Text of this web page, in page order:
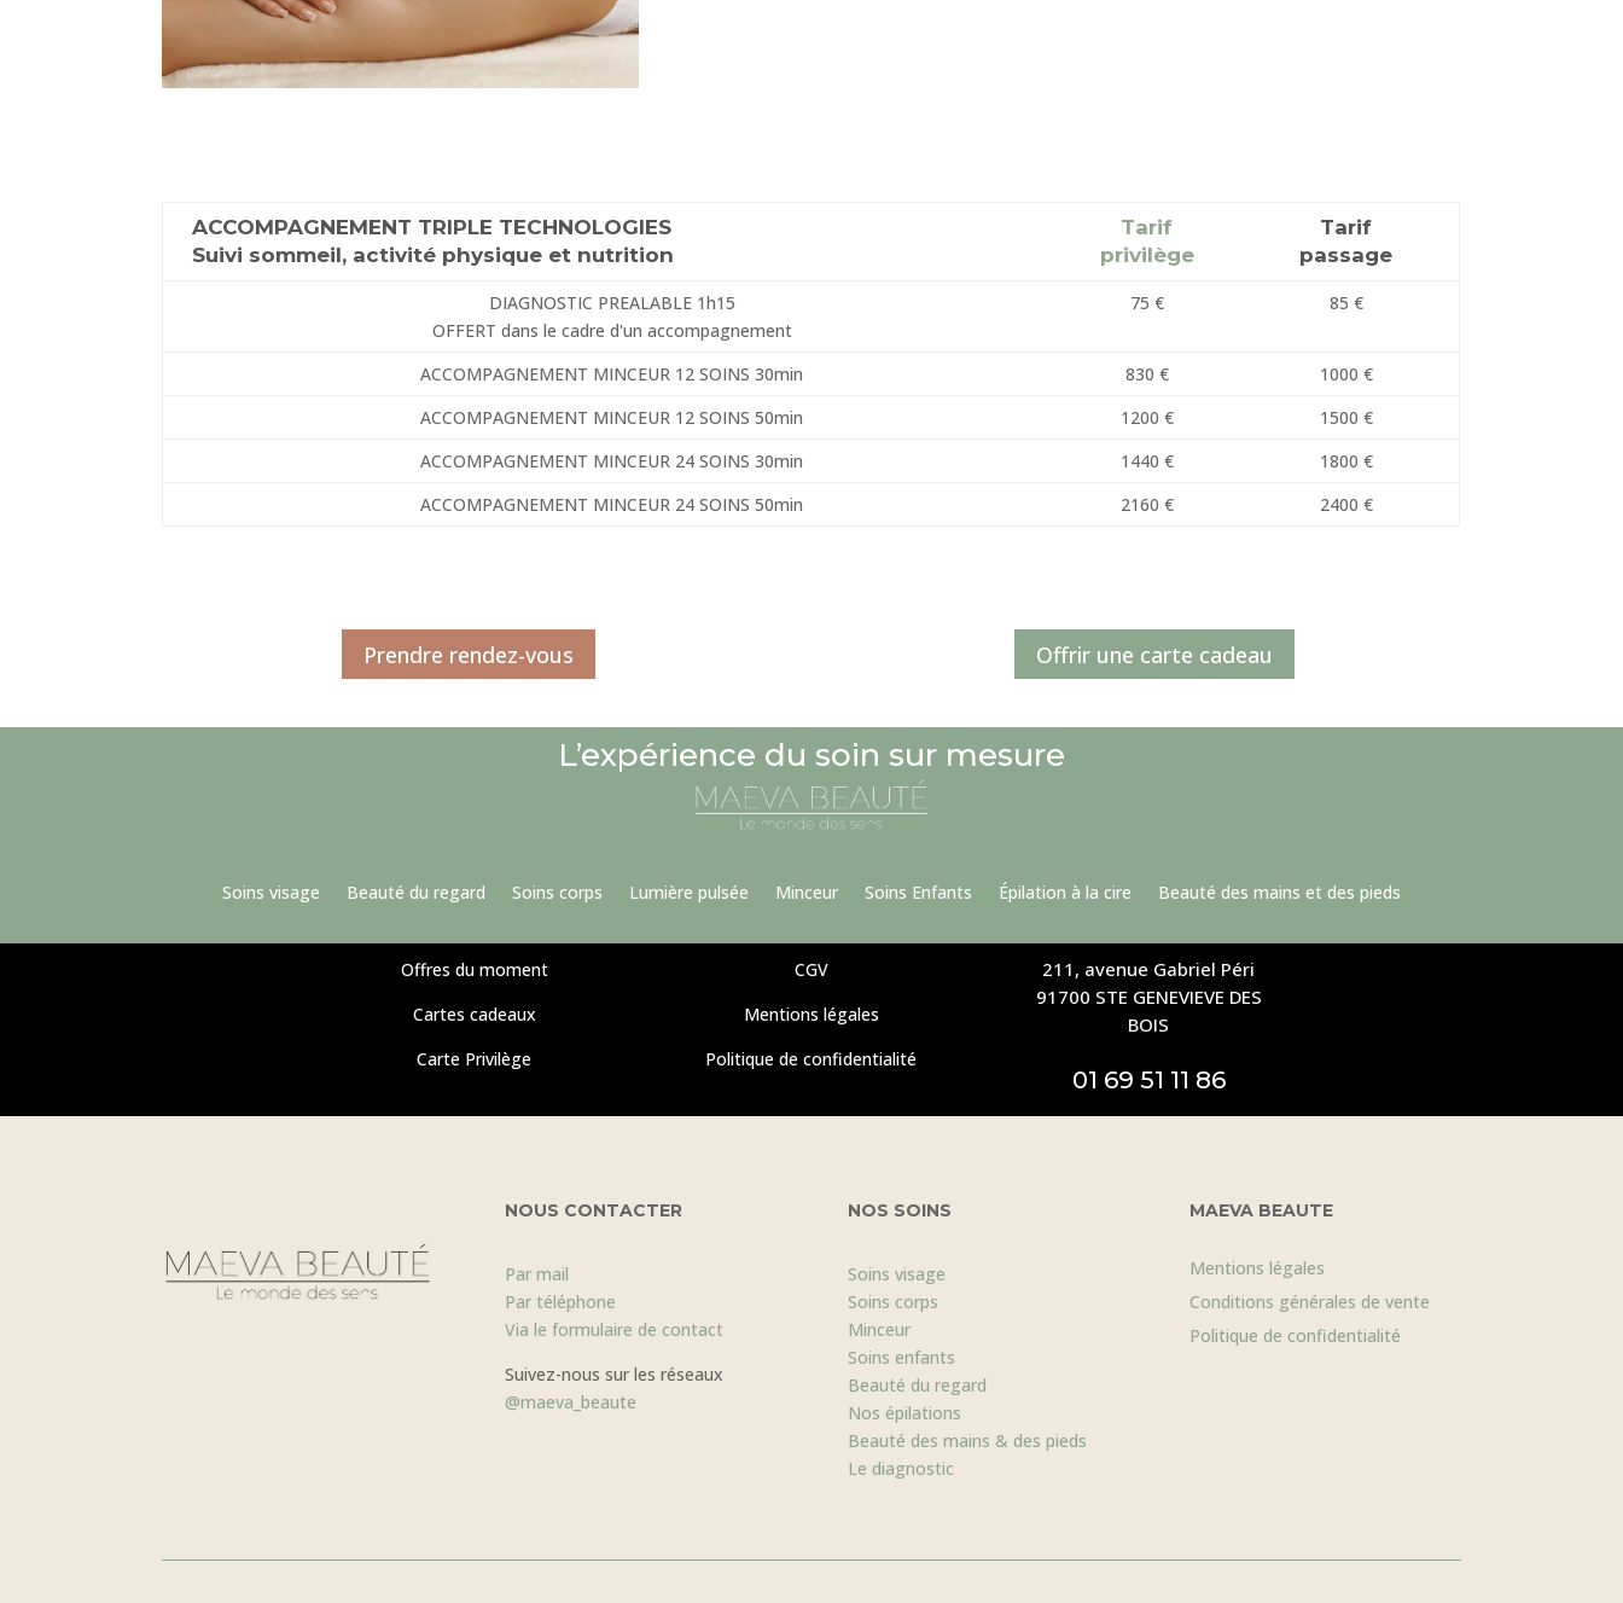
ACCOMPAGNEMENT TRIPLE TECHNOLOGIES
Suivi sommeil, activité physique et nutrition
Tarif
privilège
Tarif
passage
DIAGNOSTIC PREALABLE 1h15
OFFERT dans le cadre d'un accompagnement
75 € 85 €
ACCOMPAGNEMENT MINCEUR 12 SOINS 30min 830 €
1000 €
ACCOMPAGNEMENT MINCEUR 12 SOINS 50min
1200 €
1500 €
ACCOMPAGNEMENT MINCEUR 24 SOINS 30min
1440 €
1800 €
ACCOMPAGNEMENT MINCEUR 24 SOINS 50min
2160 € 2400 €
Prendre rendez-vous Offrir une carte cadeau
L’expérience du soin sur mesure
Soins visage Beauté du regard Soins corps Lumière pulsée Minceur Soins Enfants Épilation à la cire Beauté des mains et des pieds
Offres du moment
Cartes cadeaux
Carte Privilège
CGV
Mentions légales
Politique de confidentialité
211, avenue Gabriel Péri
91700 STE GENEVIEVE DES
BOIS
01 69 51 11 86
NOUS CONTACTER
Par mail
Par téléphone
Via le formulaire de contact
Suivez-nous sur les réseaux
@maeva_beaute
NOS SOINS
Soins visage
Soins corps
Minceur
Soins enfants
Beauté du regard
Nos épilations
Beauté des mains & des pieds
Le diagnostic
MAEVA BEAUTE
Mentions légales
Conditions générales de vente
Politique de confidentialité